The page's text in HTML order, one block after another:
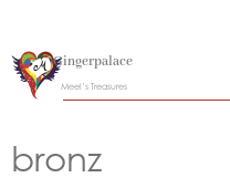
content
Gingerpalace
Meel’s Treasures
bronz